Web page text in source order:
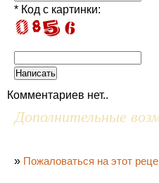
* Код с картинки:
Комментариев нет..
Дополнительные
» Пожаловаться на этот